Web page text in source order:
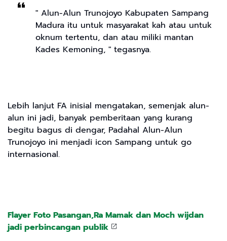
" Alun-Alun Trunojoyo Kabupaten Sampang
Madura itu untuk masyarakat kah atau untuk
oknum tertentu, dan atau miliki mantan
Kades Kemoning, " tegasnya.
Lebih lanjut FA inisial mengatakan, semenjak alun-
alun ini jadi, banyak pemberitaan yang kurang
begitu bagus di dengar, Padahal Alun-Alun
Trunojoyo ini menjadi icon Sampang untuk go
internasional.
Flayer Foto Pasangan,Ra Mamak dan Moch wijdan
jadi perbincangan publik